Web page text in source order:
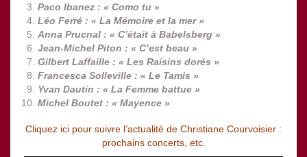
Paco Ibanez : « Como tu »
Léo Ferré : « La Mémoire et la mer »
Anna Prucnal : « C’était à Babelsberg »
Jean-Michel Piton : « C’est beau »
Gilbert Laffaille : « Les Raisins dorés »
Francesca Solleville : « Le Tamis »
Yvan Dautin : « La Femme battue »
Michel Boutet : « Mayence »
Cliquez ici pour suivre l’actualité de Christiane Courvoisier :
prochains concerts, etc.